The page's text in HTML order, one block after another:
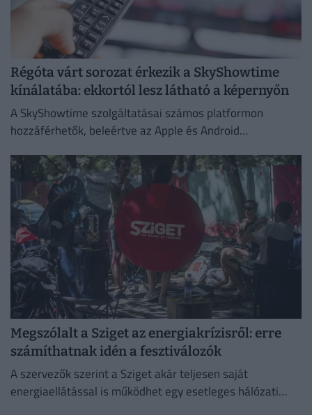
Régóta várt sorozat érkezik a SkyShowtime
kínálatába: ekkortól lesz látható a képernyőn
A SkyShowtime szolgáltatásai számos platformon
hozzáférhetők, beleértve az Apple és Android
Megszólalt a Sziget az energiakrízisről: erre
számíthatnak idén a fesztiválozók
A szervezők szerint a Sziget akár teljesen saját
energiaellátással is működhet egy esetleges hálózati